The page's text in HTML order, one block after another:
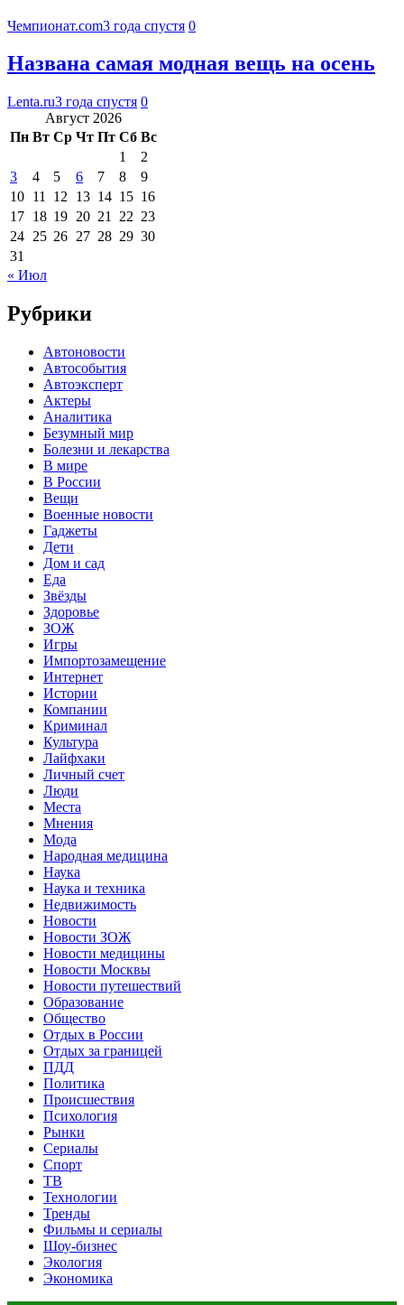
Чемпионат.com3 года спустя 0
Названа самая модная вещь на осень
Lenta.ru3 года спустя 0
Август 2026
Пн Вт Ср Чт Пт Сб Вс
1
2
3
4 5 6 7 8
9
10 11 12 13 14 15 16
17 18 19 20 21 22 23
24 25 26 27 28 29 30
31
« Июл
Рубрики
Автоновости
Автособытия
Автоэксперт
Актеры
Аналитика
Безумный мир
Болезни и лекарства
В мире
В России
Вещи
Военные новости
Гаджеты
Дети
Дом и сад
Еда
Звёзды
Здоровье
ЗОЖ
Игры
Импортозамещение
Интернет
Истории
Компании
Криминал
Культура
Лайфхаки
Личный счет
Люди
Места
Мнения
Мода
Народная медицина
Наука
Наука и техника
Недвижимость
Новости
Новости ЗОЖ
Новости медицины
Новости Москвы
Новости путешествий
Образование
Общество
Отдых в России
Отдых за границей
ПДД
Политика
Происшествия
Психология
Рынки
Сериалы
Спорт
ТВ
Технологии
Тренды
Фильмы и сериалы
Шоу-бизнес
Экология
Экономика